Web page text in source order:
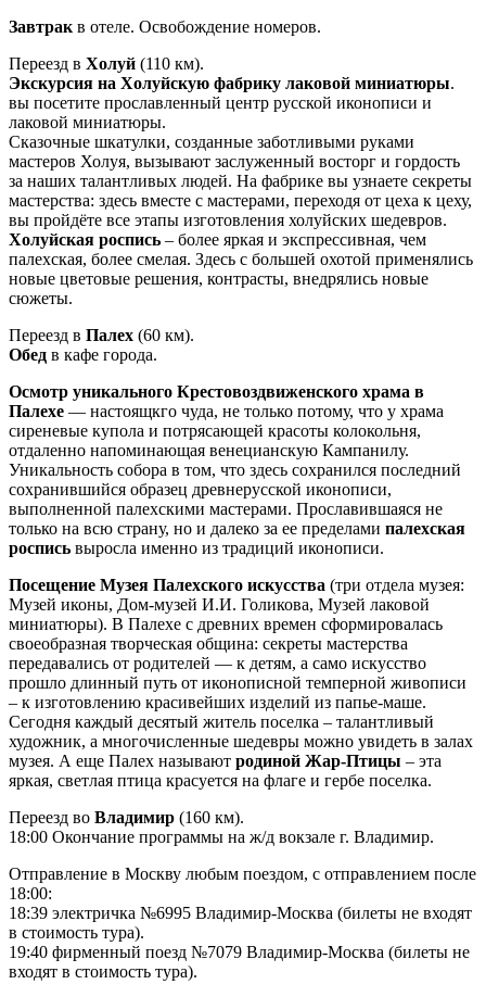
Завтрак в отеле. Освобождение номеров.
Переезд в Холуй (110 км).
Экскурсия на Холуйскую фабрику лаковой миниатюры.
вы посетите прославленный центр русской иконописи и
лаковой миниатюры.
Сказочные шкатулки, созданные заботливыми руками
мастеров Холуя, вызывают заслуженный восторг и гордость
за наших талантливых людей. На фабрике вы узнаете секреты
мастерства: здесь вместе с мастерами, переходя от цеха к цеху,
вы пройдёте все этапы изготовления холуйских шедевров.
Холуйская роспись – более яркая и экспрессивная, чем
палехская, более смелая. Здесь с большей охотой применялись
новые цветовые решения, контрасты, внедрялись новые
сюжеты.
Переезд в Палех (60 км).
Обед в кафе города.
Осмотр уникального Крестовоздвиженского храма в
Палехе — настоящкго чуда, не только потому, что у храма
сиреневые купола и потрясающей красоты колокольня,
отдаленно напоминающая венецианскую Кампанилу.
Уникальность собора в том, что здесь сохранился последний
сохранившийся образец древнерусской иконописи,
выполненной палехскими мастерами. Прославившаяся не
только на всю страну, но и далеко за ее пределами палехская
роспись выросла именно из традиций иконописи.
Посещение Музея Палехского искусства (три отдела музея:
Музей иконы, Дом-музей И.И. Голикова, Музей лаковой
миниатюры). В Палехе с древних времен сформировалась
своеобразная творческая община: секреты мастерства
передавались от родителей — к детям, а само искусство
прошло длинный путь от иконописной темперной живописи
– к изготовлению красивейших изделий из папье-маше.
Сегодня каждый десятый житель поселка – талантливый
художник, а многочисленные шедевры можно увидеть в залах
музея. А еще Палех называют родиной Жар-Птицы – эта
яркая, светлая птица красуется на флаге и гербе поселка.
Переезд во Владимир (160 км).
18:00 Окончание программы на ж/д вокзале г. Владимир.
Отправление в Москву любым поездом, с отправлением после
18:00:
18:39 электричка №6995 Владимир-Москва (билеты не входят
в стоимость тура).
19:40 фирменный поезд №7079 Владимир-Москва (билеты не
входят в стоимость тура).